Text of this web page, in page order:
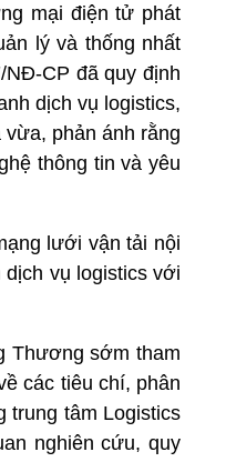
mại điện tử phát
lý và thống nhất
NĐ-CP đã quy định
dịch vụ logistics,
phản ánh rằng
thông tin và yêu
lưới vận tải nội
vụ logistics với
Thương sớm tham
các tiêu chí, phân
trung tâm Logistics
nghiên cứu, quy